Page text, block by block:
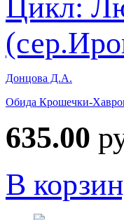
Донцова Д.А.
Обида Крошечки-
635.00
В